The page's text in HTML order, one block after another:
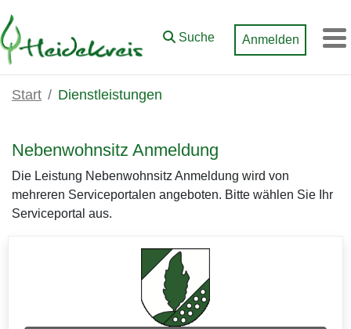
Zum Hauptinhalt springen
Suche Anmelden
Start Dienstleistungen
Nebenwohnsitz Anmeldung
Die Leistung Nebenwohnsitz Anmeldung wird von
mehreren Serviceportalen angeboten. Bitte wählen Sie Ihr
Serviceportal aus.